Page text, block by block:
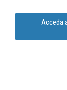
Acceda